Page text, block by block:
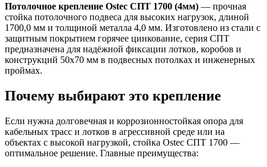
Потолочное крепление Ostec СПТ 1700 (4мм) — прочная
стойка потолочного подвеса для высоких нагрузок, длиной
1700,0 мм и толщиной металла 4,0 мм. Изготовлено из стали с
защитным покрытием горячее цинкование, серия СПТ
предназначена для надёжной фиксации лотков, коробов и
конструкций 50х70 мм в подвесных потолках и инженерных
проймах.
Почему выбирают это крепление
Если нужна долговечная и коррозионностойкая опора для
кабельных трасс и лотков в агрессивной среде или на
объектах с высокой нагрузкой, стойка Ostec СПТ 1700 —
оптимальное решение. Главные преимущества: